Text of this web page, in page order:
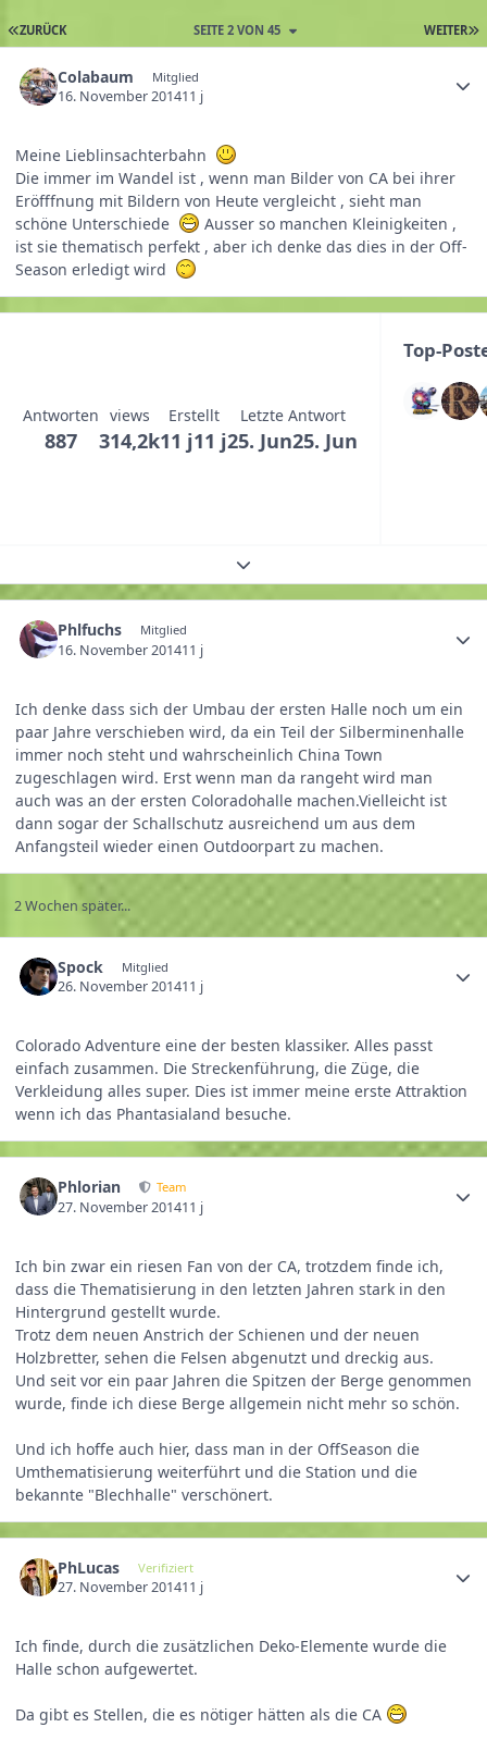
ZURÜCK WEITER
SEITE 2 VON 45
Colabaum Mitglied
16. November 201411 j
Meine Lieblinsachterbahn
Die immer im Wandel ist , wenn man Bilder von CA bei ihrer
Eröfffnung mit Bildern von Heute vergleicht , sieht man
schöne Unterschiede
Ausser so manchen Kleinigkeiten ,
ist sie thematisch perfekt , aber ich denke das dies in der Off-
Season erledigt wird
Antworten
887
views
314,2k
Erstellt
11 j11 j
Letzte Antwort
25. Jun25. Jun
Top-
Themenübersicht erweitern
Phlfuchs Mitglied
16. November 201411 j
Ich denke dass sich der Umbau der ersten Halle noch um ein
paar Jahre verschieben wird, da ein Teil der Silberminenhalle
immer noch steht und wahrscheinlich China Town
zugeschlagen wird. Erst wenn man da rangeht wird man
auch was an der ersten Coloradohalle machen.Vielleicht ist
dann sogar der Schallschutz ausreichend um aus dem
Anfangsteil wieder einen Outdoorpart zu machen.
2 Wochen später...
Spock Mitglied
26. November 201411 j
Colorado Adventure eine der besten klassiker. Alles passt
einfach zusammen. Die Streckenführung, die Züge, die
Verkleidung alles super. Dies ist immer meine erste Attraktion
wenn ich das Phantasialand besuche.
Phlorian Team
27. November 201411 j
Ich bin zwar ein riesen Fan von der CA, trotzdem finde ich,
dass die Thematisierung in den letzten Jahren stark in den
Hintergrund gestellt wurde.
Trotz dem neuen Anstrich der Schienen und der neuen
Holzbretter, sehen die Felsen abgenutzt und dreckig aus.
Und seit vor ein paar Jahren die Spitzen der Berge genommen
wurde, finde ich diese Berge allgemein nicht mehr so schön.
Und ich hoffe auch hier, dass man in der OffSeason die
Umthematisierung weiterführt und die Station und die
bekannte "Blechhalle" verschönert.
PhLucas Verifiziert
27. November 201411 j
Ich finde, durch die zusätzlichen Deko-Elemente wurde die
Halle schon aufgewertet.
Da gibt es Stellen, die es nötiger hätten als die CA